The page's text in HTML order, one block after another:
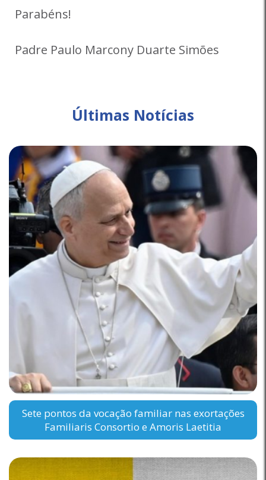
Parabéns!
Padre Paulo Marcony Duarte Simões
Últimas Notícias
Sete pontos da vocação familiar nas exortações
Familiaris Consortio e Amoris Laetitia